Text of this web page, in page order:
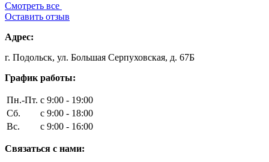
Смотреть все
Оставить отзыв
Адрес:
г. Подольск, ул. Большая Серпуховская, д. 67Б
График работы:
Пн.-Пт. с 9:00 - 19:00
Сб.
с 9:00 - 18:00
Вс.
с 9:00 - 16:00
Связаться с нами: